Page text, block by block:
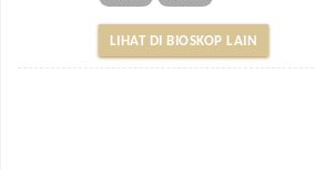
LIHAT DI BIOSKOP LAIN